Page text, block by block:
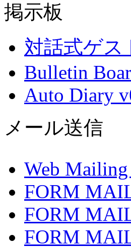
掲示板
対話式ゲス
Bulletin
Auto Diary
メール送信
Web
FORM
FORM
FORM